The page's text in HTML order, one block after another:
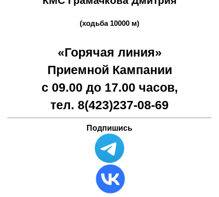
«Горячая линия»
Приемной Кампании
с 09.00 до 17.00 часов,
тел. 8(423)237-08-69
Подпишись
(ходьба 10000 м)